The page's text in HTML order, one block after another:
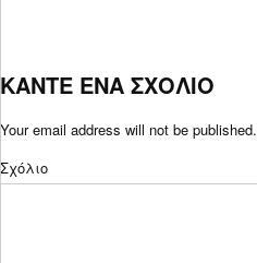
ΚΑΝΤΕ ΕΝΑ ΣΧΟΛΙΟ
Your email address will not be published.
Σχόλιο